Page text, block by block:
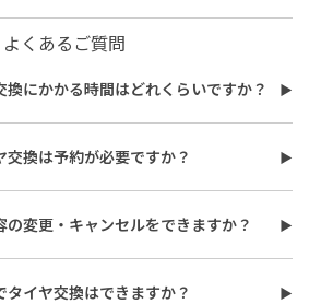
よくあるご質問
換にかかる時間はどれくらいですか？
換時間は最短で約30分程度です。作業内
異なり、時間がかかる場合もございま
までお気軽にご相談ください。
換は予約が必要ですか？
交換は予約不要ですが、作業時期や店舗
をお断りする場合がございます。そのた
ることができる事前予約をおすすめし
変更・キャンセルをできますか？
の変更・キャンセルをご希望の場合は、
きするか、早めに店舗へご連絡くださ
イヤ交換はできますか？